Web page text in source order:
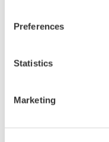
Preferences
Statistics
Marketing
製激烈的競爭、克服進入
石油天然氣領域不斷增長
一點。我們相信BPCL將
作為Transformation 2017